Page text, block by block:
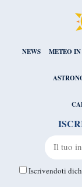
NEWS METEO
Iscrivendoti